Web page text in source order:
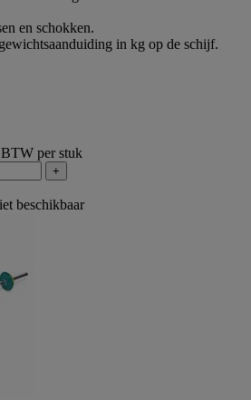
en schokken.
in kg op de schijf.
per stuk
+
beschikbaar